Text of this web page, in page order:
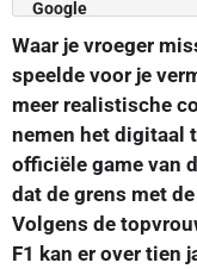
Waar je vroeger
speelde voor je
meer realistische
nemen het digitaal
officiële game van
dat de grens met
Volgens de
F1 kan er over tien